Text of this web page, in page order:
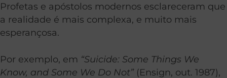
Profetas e apóstolos modernos esclareceram que
a realidade é mais complexa, e muito mais
esperançosa.
Por exemplo, em “Suicide: Some Things We
Know, and Some We Do Not”(Ensign, out. 1987),